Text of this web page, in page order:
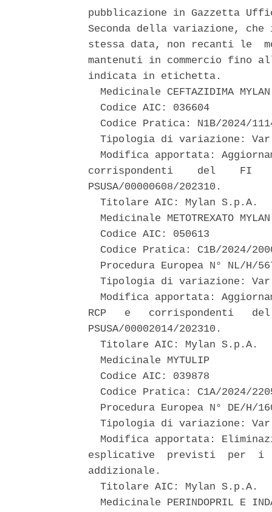
pubblicazione in Gazzetta
Seconda della variazione,
stessa data, non recanti le
mantenuti in commercio fino
indicata in etichetta.
Medicinale CEFTAZIDIMA
  Codice AIC: 036604
Codice Pratica: N1B/2024/
Tipologia di variazione:
Modifica apportata:
corrispondenti    del    FI
PSUSA/00000608/202310.
  Titolare AIC: Mylan S.p.A.
Medicinale METOTREXATO
  Codice AIC: 050613
Codice Pratica: C1B/2024/
Procedura Europea N° NL/H/
Tipologia di variazione:
Modifica apportata:
RCP   e   corrispondenti
PSUSA/00002014/202310.
  Titolare AIC: Mylan S.p.A.
  Medicinale MYTULIP
  Codice AIC: 039878
Codice Pratica: C1A/2024/
Procedura Europea N° DE/H/
Tipologia di variazione:
Modifica apportata:
esplicative  previsti  per  i
addizionale.
  Titolare AIC: Mylan S.p.A.
Medicinale PERINDOPRIL E